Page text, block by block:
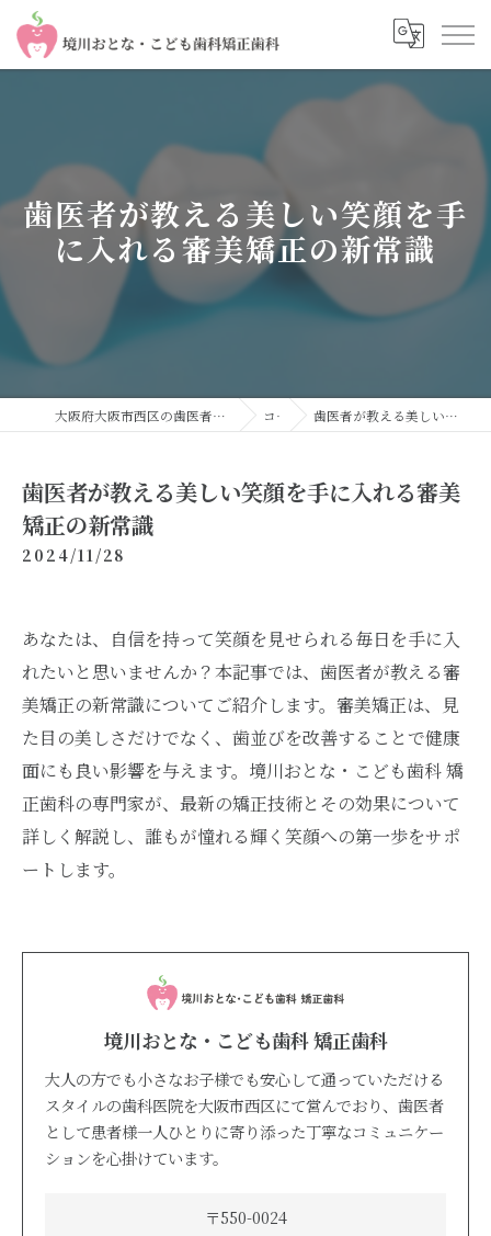
歯医者が教える美しい笑顔を手
に入れる審美矯正の新常識
大阪府大阪市西区の歯医者なら境川おとな・こども歯科 矯正歯科 コラム 歯医者が教える美しい笑顔を手に入れる審美矯正の新常識
歯医者が教える美しい笑顔を手に入れる審美
矯正の新常識
2024/11/28
あなたは、自信を持って笑顔を見せられる毎日を手に入
れたいと思いませんか？本記事では、歯医者が教える審
美矯正の新常識についてご紹介します。審美矯正は、見
た目の美しさだけでなく、歯並びを改善することで健康
面にも良い影響を与えます。境川おとな・こども歯科 矯
正歯科の専門家が、最新の矯正技術とその効果について
詳しく解説し、誰もが憧れる輝く笑顔への第一歩をサポ
ートします。
境川おとな・こども歯科 矯正歯科
大人の方でも小さなお子様でも安心して通っていただける
スタイルの歯科医院を大阪市西区にて営んでおり、歯医者
として患者様一人ひとりに寄り添った丁寧なコミュニケー
ションを心掛けています。
〒550-0024